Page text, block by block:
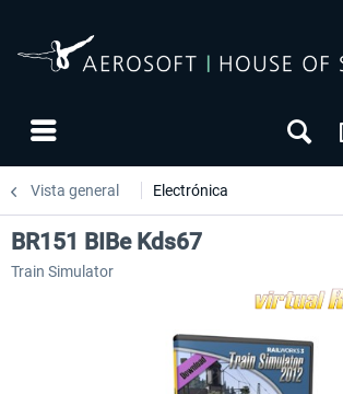
Vista general Electrónica
BR151 BIBe Kds67
Train Simulator